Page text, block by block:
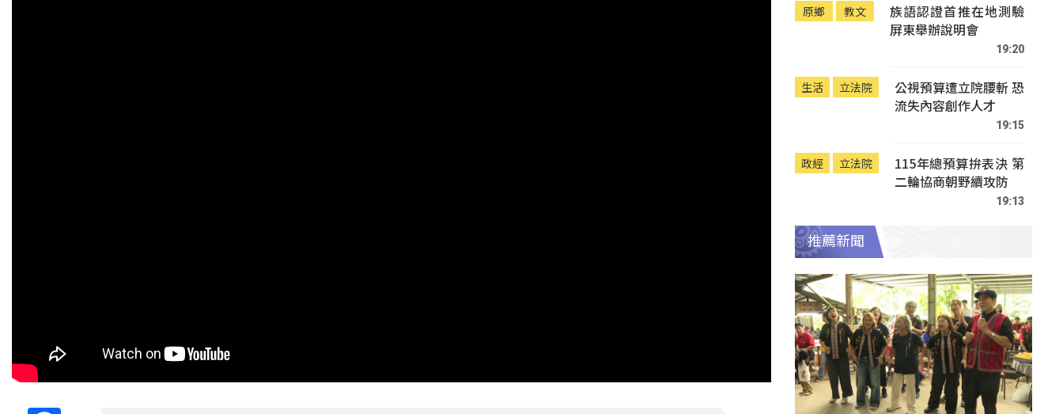
原鄉 教文
族語認證首推在地測驗
屏東舉辦說明會
19:20
生活 立法院
公視預算遭立院腰斬 恐
流失內容創作人才
19:15
政經 立法院
115年總預算拚表決 第
二輪協商朝野續攻防
19:13
推薦新聞